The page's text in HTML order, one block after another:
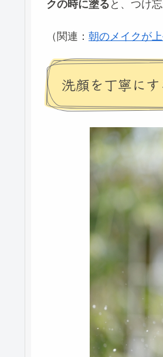
クの時に塗る と、つけ
（関連： 朝のメイクが
洗顔を丁寧にす